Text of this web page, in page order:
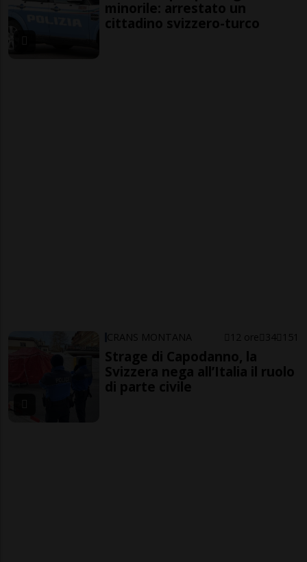
minorile: arrestato un
cittadino svizzero-turco
CRANS MONTANA 12 ore 34 151
Strage di Capodanno, la
Svizzera nega all’Italia il ruolo
di parte civile